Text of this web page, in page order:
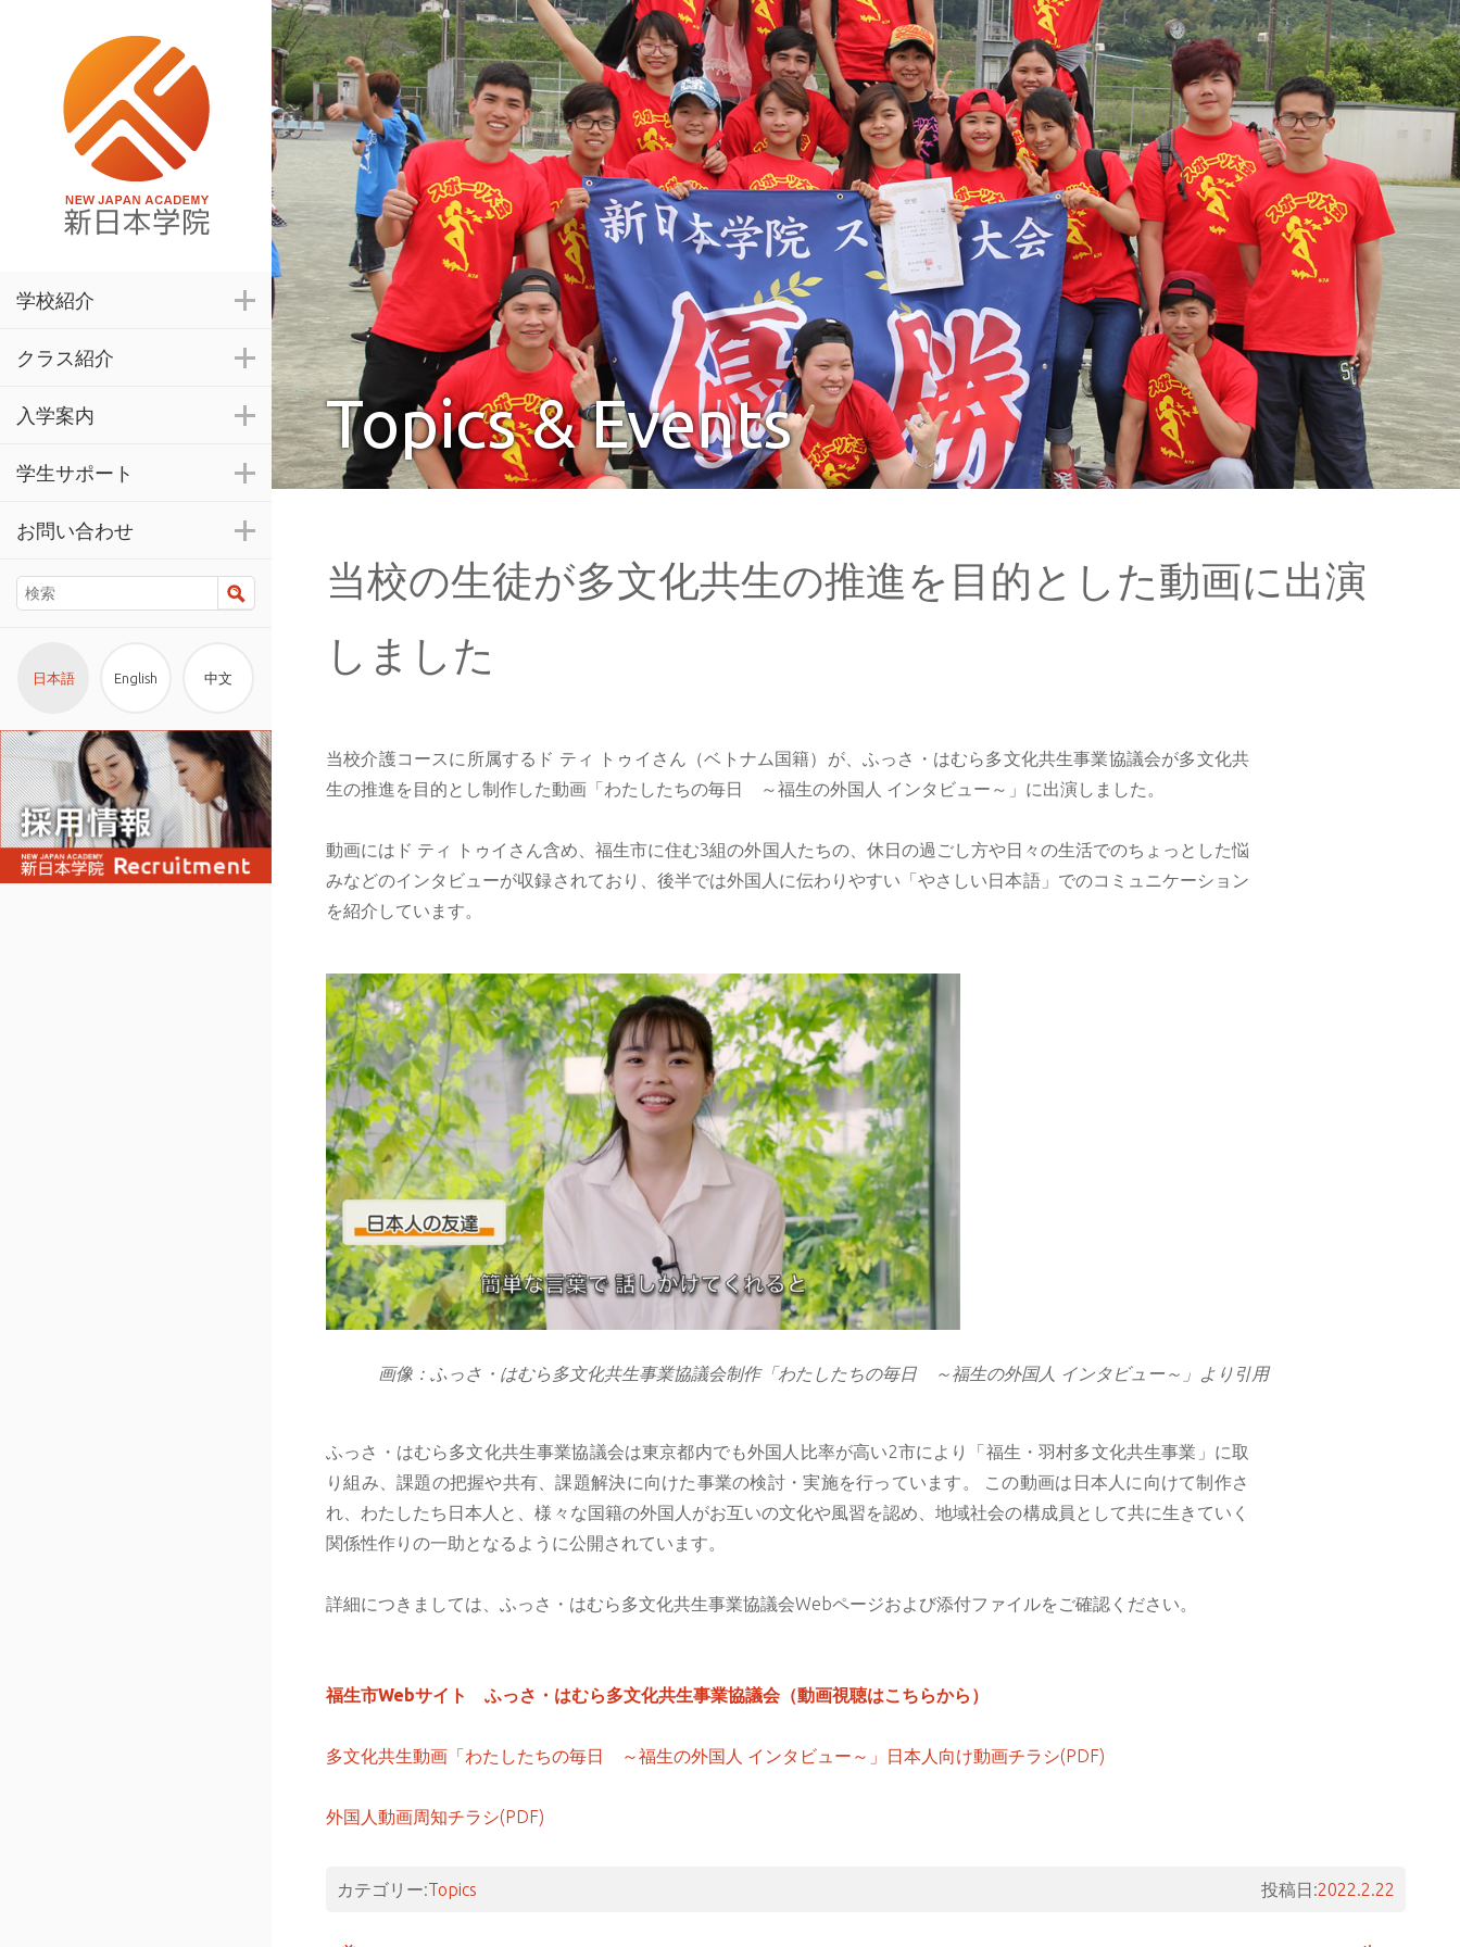
学校紹介
クラス紹介
入学案内
学生サポート
お問い合わせ
検索
日本語 English 中文
Topics & Events
当校の生徒が多文化共生の推進を目的とした動画に出演
しました
当校介護コースに所属するド ティ トゥイさん（ベトナム国籍）が、ふっさ・はむら多文化共生事業協議会が多文化共
生の推進を目的とし制作した動画「わたしたちの毎日 ～福生の外国人 インタビュー～」に出演しました。
動画にはド ティ トゥイさん含め、福生市に住む3組の外国人たちの、休日の過ごし方や日々の生活でのちょっとした悩
みなどのインタビューが収録されており、後半では外国人に伝わりやすい「やさしい日本語」でのコミュニケーション
を紹介しています。
画像：ふっさ・はむら多文化共生事業協議会制作「わたしたちの毎日 ～福生の外国人 インタビュー～」より引用
ふっさ・はむら多文化共生事業協議会は東京都内でも外国人比率が高い2市により「福生・羽村多文化共生事業」に取
り組み、課題の把握や共有、課題解決に向けた事業の検討・実施を行っています。 この動画は日本人に向けて制作さ
れ、わたしたち日本人と、様々な国籍の外国人がお互いの文化や風習を認め、地域社会の構成員として共に生きていく
関係性作りの一助となるように公開されています。
詳細につきましては、ふっさ・はむら多文化共生事業協議会Webページおよび添付ファイルをご確認ください。
福生市Webサイト ふっさ・はむら多文化共生事業協議会（動画視聴はこちらから）
多文化共生動画「わたしたちの毎日 ～福生の外国人 インタビュー～」日本人向け動画チラシ(PDF)
外国人動画周知チラシ(PDF)
カテゴリー:Topics 投稿日:2022.2.22